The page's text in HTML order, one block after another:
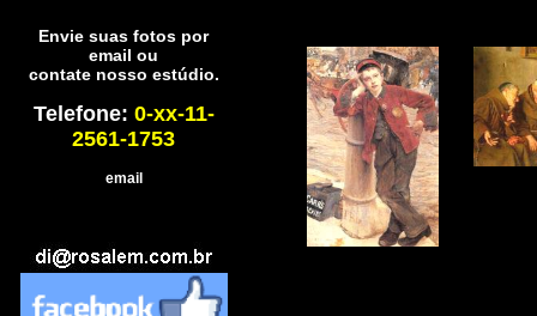
Envie suas fotos por
email ou
contate nosso estúdio.
Telefone: 0-xx-11-
2561-1753
email